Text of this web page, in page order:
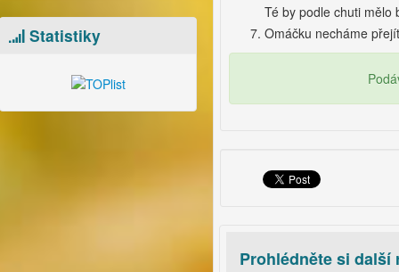
Statistiky
Té by podle chuti mělo
Omáčku necháme
Prohlédněte si další